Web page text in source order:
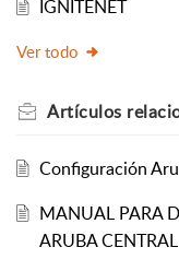
IGNITENET
Ver todo
Artículos
Configuración
MANUAL PARA
ARUBA CENTRAL